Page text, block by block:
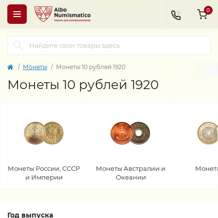
0
Монеты Монеты 10 рублей 1920
Монеты 10 рублей 1920
Монеты России, СССР
и Империи
Монеты Австралии и
Океании
Год выпуска